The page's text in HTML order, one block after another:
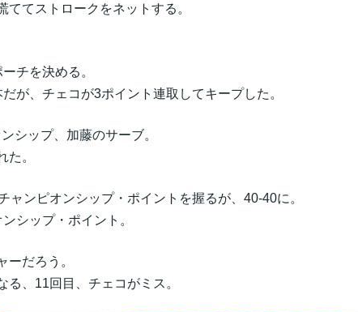
てストロークをネットする。
チを決める。
が、チェコが3ポイント連取してキープした。
シップ、加藤のサーブ。
た。
ンピオンシップ・ポイントを握るが、40-40に。
シップ・ポイント。
ーだろう。
、11回目、チェコがミス。